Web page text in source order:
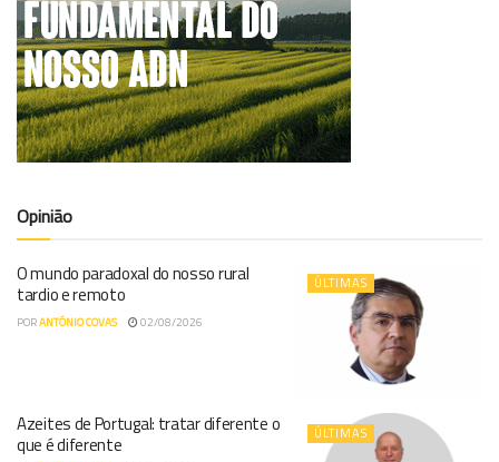
Opinião
ÚLTIMAS
O mundo paradoxal do nosso rural
tardio e remoto
PORANTÓNIO COVAS 02/08/2026
ÚLTIMAS
Azeites de Portugal: tratar diferente o
que é diferente